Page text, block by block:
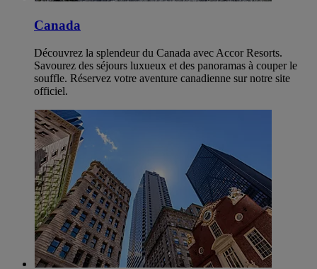
Canada
Découvrez la splendeur du Canada avec Accor Resorts.
Savourez des séjours luxueux et des panoramas à couper le
souffle. Réservez votre aventure canadienne sur notre site
officiel.